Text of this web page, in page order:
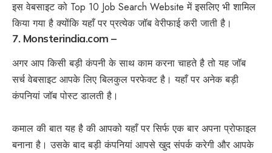
इस वेबसाइट को Top 10 Job Search Website में इसलिए भी शामिल
किया गया है क्योंकि यहाँ पर प्रत्येक जॉब वेरीफाई करी जाती है।
7. Monsterindia.com –
अगर आप किसी बड़ी कंपनी के साथ काम करना चाहते है तो यह जॉब
सर्च वेबसाइट आपके लिए बिलकुल परफेक्ट है। यहाँ पर अनेक बड़ी
कंपनियां जॉब पोस्ट डालती है।
कमाल की बात यह है की आपको यहाँ पर सिर्फ एक बार अपना प्रोफाइल
बनाना है। उसके बाद बड़ी कंपनियां आपसे खुद संपर्क करेगी और आपके